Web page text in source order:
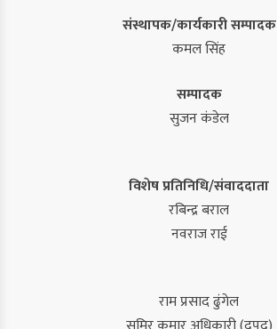
संस्थापक/कार्यकारी सम्पादक
कमल सिंह
सम्पादक
सुजन कंडेल
विशेष प्रतिनिधि/संवाददाता
रबिन्द्र बराल
नवराज राई
राम प्रसाद ढुंगेल